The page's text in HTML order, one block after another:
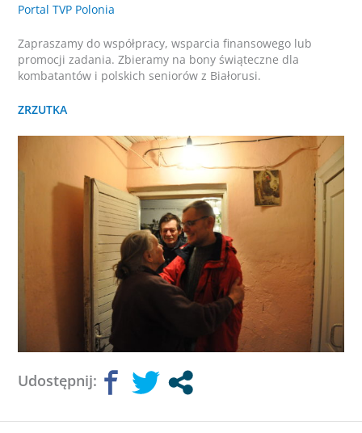
Portal TVP Polonia
Zapraszamy do współpracy, wsparcia finansowego lub
promocji zadania. Zbieramy na bony świąteczne dla
kombatantów i polskich seniorów z Białorusi.
ZRZUTKA
Udostępnij: